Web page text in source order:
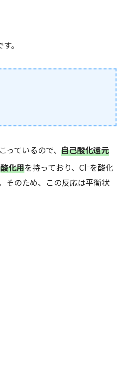
。
ているので、 自己酸化還元
酸化用を持っており、Cl–を酸化
そのため、この反応は平衡状